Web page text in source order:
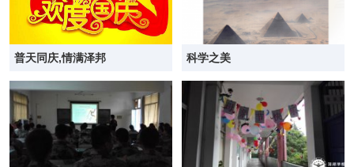
普天同庆,情满泽邦 科学之美